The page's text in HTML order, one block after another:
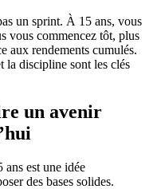
un sprint. À 15 ans, vous
vous commencez tôt, plus
aux rendements cumulés.
la discipline sont les clés
un avenir
ans est une idée
des bases solides.